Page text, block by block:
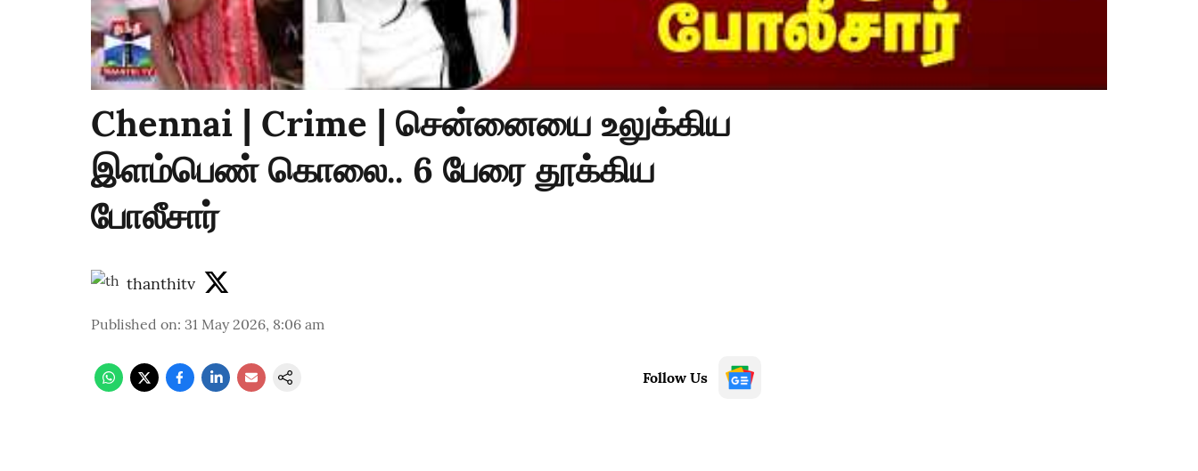
Chennai | Crime | சென்னையை உலுக்கிய
இளம்பெண் கொலை.. 6 பேரை தூக்கிய
போலீசார்
thanthitv
Published on: 31 May 2026, 8:06 am
Follow Us